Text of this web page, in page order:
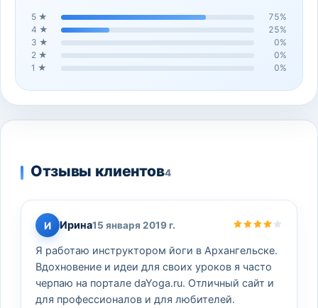
5 ★ 75%
4 ★ 25%
3 ★ 0%
2 ★ 0%
1 ★ 0%
Отзывы клиентов4
И Ирина15 января 2019 г.
Я работаю инструктором йоги в Архангельске.
Вдохновение и идеи для своих уроков я часто
черпаю на портале daYoga.ru. Отличный сайт и
для профессионалов и для любителей.